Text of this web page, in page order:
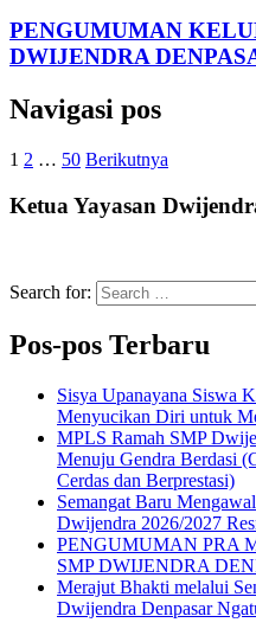
PENGUMUMAN
DWIJENDRA
Navigasi pos
1 2 … 50 Berikutnya
Ketua Yayasan
Search for:
Pos-pos Terbaru
Sisya Upanayana Siswa
Menyucikan Diri untuk
MPLS Ramah SMP
Menuju Gendra Berdasi
Cerdas dan Berprestasi)
Semangat Baru
Dwijendra 2026/2027
PENGUMUMAN PRA
SMP DWIJENDRA
Merajut Bhakti melalui
Dwijendra Denpasar